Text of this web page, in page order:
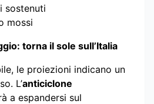
sostenuti
mossi
torna il sole sull’Italia
le proiezioni indicano un
L’anticiclone
a espandersi sul